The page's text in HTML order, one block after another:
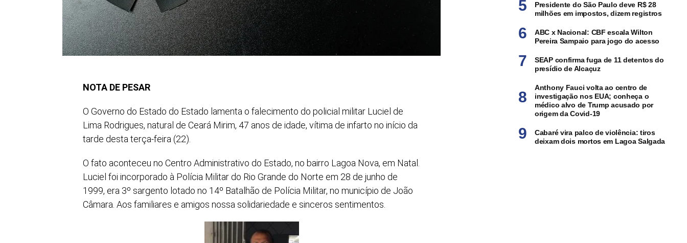
NOTA DE PESAR
O Governo do Estado do Estado lamenta o falecimento do policial militar Luciel de
Lima Rodrigues, natural de Ceará Mirim, 47 anos de idade, vítima de infarto no início da
tarde desta terça-feira (22).
O fato aconteceu no Centro Administrativo do Estado, no bairro Lagoa Nova, em Natal.
Luciel foi incorporado à Polícia Militar do Rio Grande do Norte em 28 de junho de
1999, era 3º sargento lotado no 14º Batalhão de Polícia Militar, no município de João
Câmara. Aos familiares e amigos nossa solidariedade e sinceros sentimentos.
Presidente do São Paulo deve R$ 28
milhões em impostos, dizem registros
ABC x Nacional: CBF escala Wilton
Pereira Sampaio para jogo do acesso
SEAP confirma fuga de 11 detentos do
presídio de Alcaçuz
Anthony Fauci volta ao centro de
investigação nos EUA; conheça o
médico alvo de Trump acusado por
origem da Covid-19
Cabaré vira palco de violência: tiros
deixam dois mortos em Lagoa Salgada